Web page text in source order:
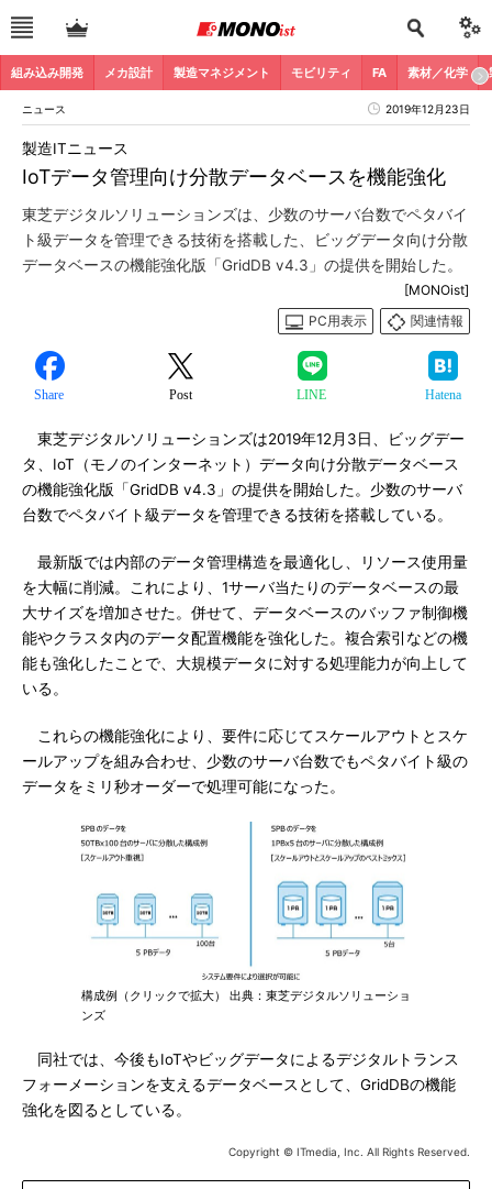
組み込み開発 メカ設計 製造マネジメント モビリティ FA 素材／化学
ニュース 2019年12月23日
IoTデータ管理向け分散データベースを機能強化
製造ITニュース
東芝デジタルソリューションズは、少数のサーバ台数でペタバイ
ト級データを管理できる技術を搭載した、ビッグデータ向け分散
データベースの機能強化版「GridDB v4.3」の提供を開始した。
[MONOist]
PC用表示
関連情報
Share Post LINE Hatena
東芝デジタルソリューションズは2019年12月3日、ビッグデー
タ、IoT（モノのインターネット）データ向け分散データベース
の機能強化版「GridDB v4.3」の提供を開始した。少数のサーバ
台数でペタバイト級データを管理できる技術を搭載している。
最新版では内部のデータ管理構造を最適化し、リソース使用量
を大幅に削減。これにより、1サーバ当たりのデータベースの最
大サイズを増加させた。併せて、データベースのバッファ制御機
能やクラスタ内のデータ配置機能を強化した。複合索引などの機
能も強化したことで、大規模データに対する処理能力が向上して
いる。
これらの機能強化により、要件に応じてスケールアウトとスケ
ールアップを組み合わせ、少数のサーバ台数でもペタバイト級の
データをミリ秒オーダーで処理可能になった。
構成例（クリックで拡大） 出典：東芝デジタルソリューショ
ンズ
同社では、今後もIoTやビッグデータによるデジタルトランス
フォーメーションを支えるデータベースとして、GridDBの機能
強化を図るとしている。
Copyright © ITmedia, Inc. All Rights Reserved.